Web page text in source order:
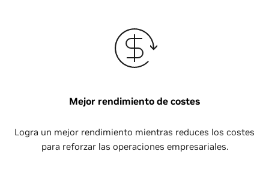
Mejor rendimiento de costes
Logra un mejor rendimiento mientras reduces los costes
para reforzar las operaciones empresariales.